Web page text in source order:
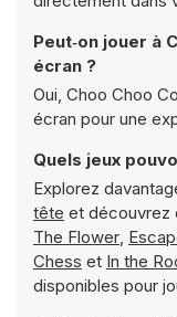
Peut‑on jouer à
écran ?
Oui, Choo Choo
écran pour une
Quels jeux
Explorez
tête et découvrez
The Flower,
Chess et In the
disponibles pour